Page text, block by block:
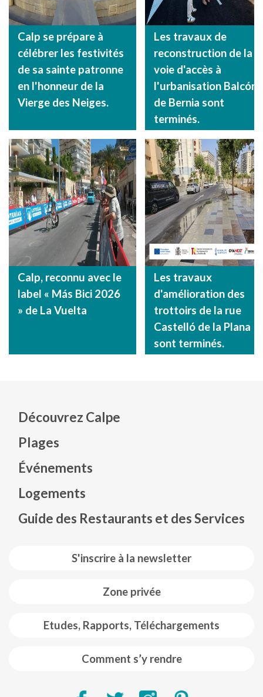
Calp se prépare à
célébrer les festivités
de sa sainte patronne
en l'honneur de la
Vierge des Neiges.
Les travaux de
reconstruction de la
voie d'accès à
l'urbanisation Balcón
de Bernia sont
terminés.
Calp, reconnu avec le
label « Más Bici 2026
» de La Vuelta
Les travaux
d'amélioration des
trottoirs de la rue
Castelló de la Plana
sont terminés.
S'inscrire à la newsletter
Zone privée
Etudes, Rapports, Téléchargements
Comment s’y rendre
Découvrez Calpe
Plages
Événements
Logements
Guide des Restaurants et des Services